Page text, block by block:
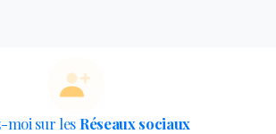
moi sur les Réseaux sociaux